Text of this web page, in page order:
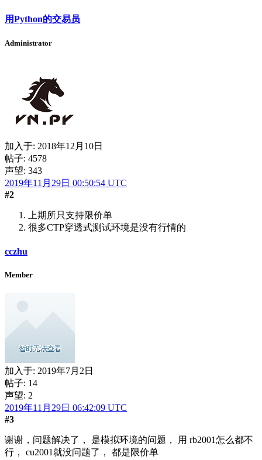
用Python的交易员
Administrator
加入于: 2018年12月10日
帖子: 4578
声望: 343
2019年11月29日 00:50:54 UTC
#2
上期所只支持限价单
很多CTP穿透式测试环境是没有行情的
cczhu
Member
加入于: 2019年7月2日
帖子: 14
声望: 2
2019年11月29日 06:42:09 UTC
#3
谢谢，问题解决了， 是模拟环境的问题， 用 rb2001怎么都不
行， cu2001就没问题了， 都是限价单